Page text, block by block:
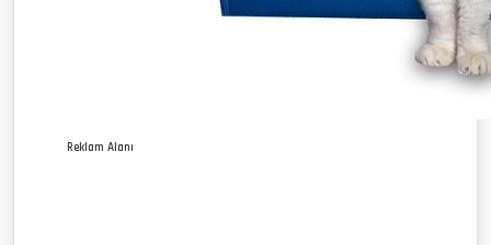
Reklam Alanı